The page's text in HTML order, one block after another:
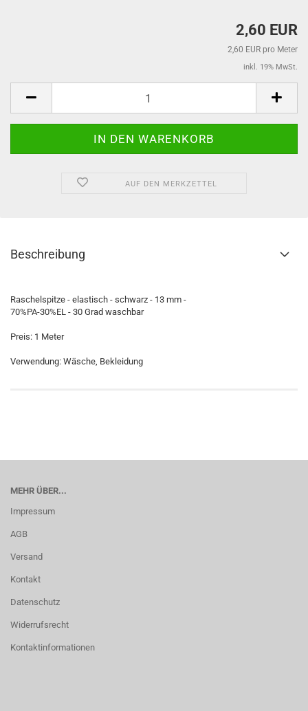
2,60 EUR
2,60 EUR pro Meter
inkl. 19% MwSt.
AUF DEN MERKZETTEL
Beschreibung
Raschelspitze - elastisch - schwarz - 13 mm -
70%PA-30%EL - 30 Grad waschbar
Preis: 1 Meter
Verwendung: Wäsche, Bekleidung
MEHR ÜBER...
Impressum
AGB
Versand
Kontakt
Datenschutz
Widerrufsrecht
Kontaktinformationen